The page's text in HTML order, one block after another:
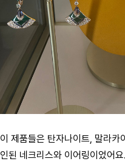
이 제품들은 탄자나이트, 말라
인된 네크리스와 이어링이었어요.